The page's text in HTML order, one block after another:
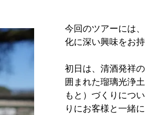
今回のツアーには
化に深い興味をお
初日は、清酒発祥
囲まれた瑠璃光浄
もと）づくりにつ
りにお客様と一緒